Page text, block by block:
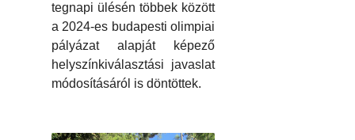
tegnapi ülésén többek között
a 2024-es budapesti olimpiai
pályázat alapját képező
helyszínkiválasztási javaslat
módosításáról is döntöttek.